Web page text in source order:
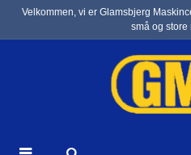
Velkommen, vi er Glamsbjerg
små og store